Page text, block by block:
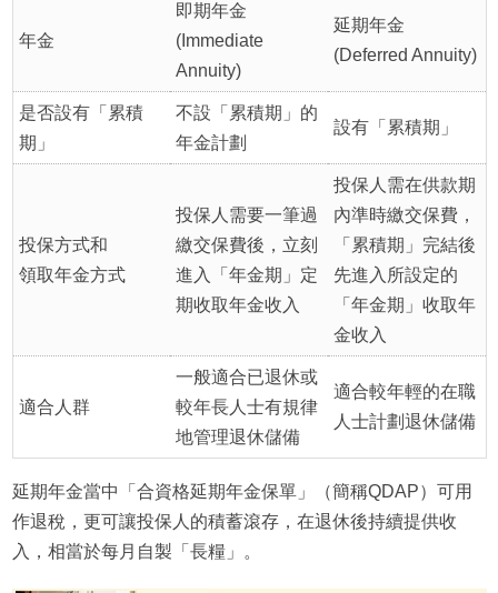
年金
即期年金
(Immediate
Annuity)
延期年金
(Deferred Annuity)
是否設有「累積
期」
不設「累積期」的
年金計劃
設有「累積期」
投保方式和
領取年金方式
投保人需要一筆過
繳交保費後，立刻
進入「年金期」定
期收取年金收入
投保人需在供款期
內準時繳交保費，
「累積期」完結後
先進入所設定的
「年金期」收取年
金收入
適合人群
一般適合已退休或
較年長人士有規律
地管理退休儲備
適合較年輕的在職
人士計劃退休儲備
延期年金當中「合資格延期年金保單」（簡稱QDAP）可用
作退稅，更可讓投保人的積蓄滾存，在退休後持續提供收
入，相當於每月自製「長糧」。